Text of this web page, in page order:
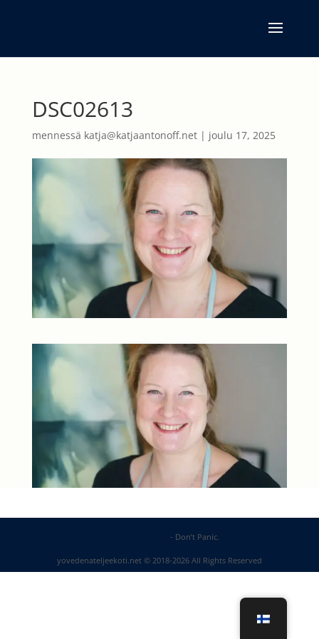
DSC02613
mennessä katja@katjaantonoff.net| joulu 17, 2025
- Don’t Panic.
yovedenateljeekoti.net © 2018-2026 All Rights Reserved